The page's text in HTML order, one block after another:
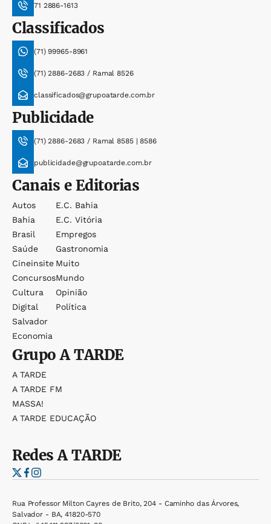
71 2886-1613
Classificados
(71) 99965-8961
(71) 2886-2683 / Ramal 8526
classificados@grupoatarde.com.br
Publicidade
(71) 2886-2683 / Ramal 8585 | 8586
publicidade@grupoatarde.com.br
Canais e Editorias
Autos
Bahia
Brasil
Saúde
Cineinsite
Concursos
Cultura
Digital
Salvador
Economia
E.c. Bahia
E.c. Vitória
Empregos
Gastronomia
Muito
Mundo
Opinião
Política
GrupoA TARDE
A TARDE
A TARDE FM
MASSA!
A TARDE EDUCAÇÃO
RedesA TARDE
Rua Professor Milton Cayres de Brito, 204 - Caminho das Árvores,
Salvador - BA, 41820-570